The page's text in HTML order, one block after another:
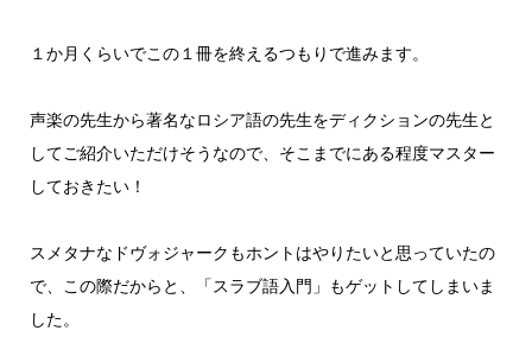
１か月くらいでこの１冊を終えるつもりで進みます。
声楽の先生から著名なロシア語の先生をディクションの先生と
してご紹介いただけそうなので、そこまでにある程度マスター
しておきたい！
スメタナなドヴォジャークもホントはやりたいと思っていたの
で、この際だからと、「スラブ語入門」もゲットしてしまいま
した。